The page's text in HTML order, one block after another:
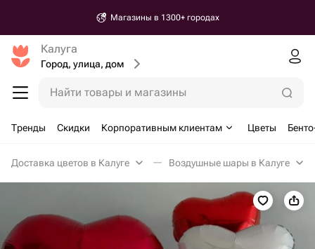
Магазины в 1300+ городах
Калуга
Город, улица, дом
Найти товары и магазины
Тренды Скидки Корпоративным клиентам Цветы
Доставка цветов в Калуге Воздушные шары в Калуге